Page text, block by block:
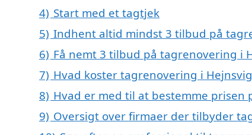
4) Start med et tagtjek
5) Indhent altid mindst 3 tilbud på
6) Få nemt 3 tilbud på tagrenovering i
7) Hvad koster tagrenovering i
8) Hvad er med til at bestemme prisen
9) Oversigt over firmaer der tilbyder